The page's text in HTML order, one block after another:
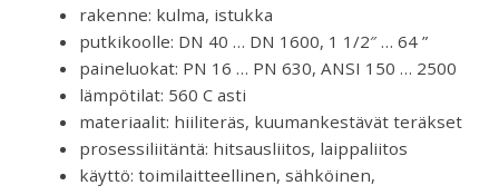
rakenne: kulma, istukka
putkikoolle: DN 40 … DN 1600, 1 1/2″ … 64 ”
paineluokat: PN 16 … PN 630, ANSI 150 … 2500
lämpötilat: 560 C asti
materiaalit: hiiliteräs, kuumankestävät teräkset
prosessiliitäntä: hitsausliitos, laippaliitos
käyttö: toimilaitteellinen, sähköinen,